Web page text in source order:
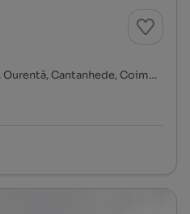
Rua Frei Manuel dos Santos, Ourentã, Cantanhede, Coimbra